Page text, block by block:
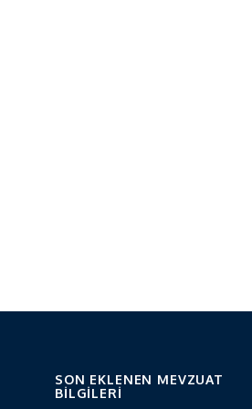
SON EKLENEN MEVZUAT
BILGILERI